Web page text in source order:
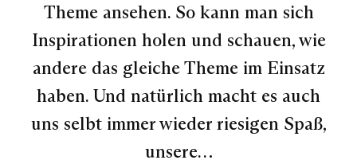
Theme ansehen. So kann man sich
Inspirationen holen und schauen, wie
andere das gleiche Theme im Einsatz
haben. Und natürlich macht es auch
uns selbt immer wieder riesigen Spaß,
unsere…